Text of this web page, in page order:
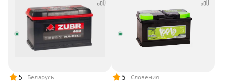
5 Беларусь 5 Словения